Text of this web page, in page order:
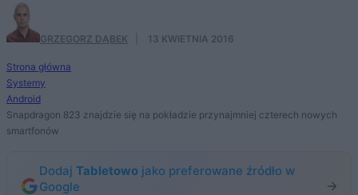
GRZEGORZ DĄBEK 13 KWIETNIA 2016
Strona główna
Systemy
Android
Snapdragon 823 znajdzie się na pokładzie przynajmniej czterech nowych
smartfonów
Dodaj Tabletowo jako preferowane źródło w
Google